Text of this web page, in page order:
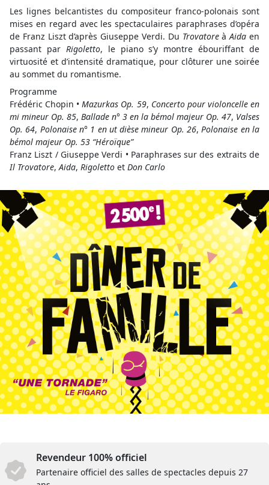
Les lignes belcantistes du compositeur franco-polonais sont
mises en regard avec les spectaculaires paraphrases d’opéra
de Franz Liszt d’après Giuseppe Verdi. Du TrovatoreàAidaen
passant par Rigoletto, le piano s’y montre ébouriffant de
virtuosité et d’intensité dramatique, pour clôturer une soirée
au sommet du romantisme.
Programme
Frédéric Chopin •Mazurkas Op. 59, Concerto pour violoncelle en
mi mineur Op. 85, Ballade n° 3 en la bémol majeur Op. 47, Valses
Op. 64, Polonaise n° 1 en ut dièse mineur Op. 26,Polonaise en la
bémol majeur Op. 53 “Héroïque”
Franz Liszt / Giuseppe Verdi • Paraphrases sur des extraits de
Il Trovatore,Aida, Rigoletto et Don Carlo
Revendeur 100% officiel
Partenaire officiel des salles de spectacles depuis 27